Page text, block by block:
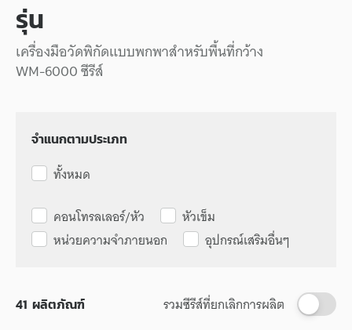
รุ่น
เครื่องมือวัดพิกัดแบบพกพาสำหรับพื้นที่กว้าง
WM-6000 ซีรีส์
จำแนกตามประเภท
ทั้งหมด
คอนโทรลเลอร์/หัว
หัวเข็ม
หน่วยความจำภายนอก
อุปกรณ์เสริมอื่นๆ
รวมซีรีส์ที่ยกเลิกการผลิต
41 ผลิตภัณฑ์